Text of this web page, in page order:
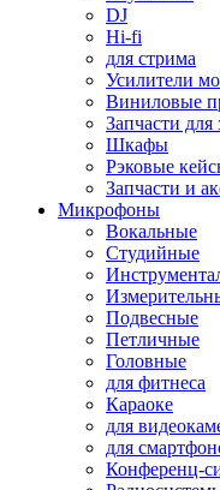
DJ
Hi-fi
для стрима
Усилители
Виниловые
Запчасти для
Шкафы
Рэковые
Запчасти и
Микрофоны
Вокальные
Студийные
Подвесные
Петличные
Головные
для фитнеса
Караоке
для
для
Конференц-